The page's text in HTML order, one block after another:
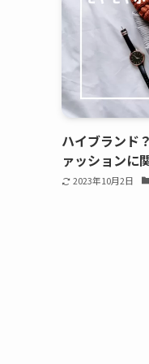
ハイブランド
ァッションに
2023年10月2日